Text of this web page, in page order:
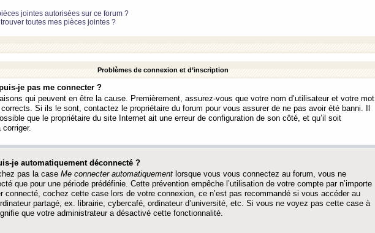
jointes autorisées sur ce forum ?
toutes mes pièces jointes ?
Problèmes de connexion et d’inscription
je pas me connecter ?
qui peuvent en être la cause. Premièrement, assurez-vous que votre nom d’utilisateur et votre mot
Si ils le sont, contactez le propriétaire du forum pour vous assurer de ne pas avoir été banni. Il
que le propriétaire du site Internet ait une erreur de configuration de son côté, et qu’il soit
je automatiquement déconnecté ?
pas la case Me connecter automatiquement lorsque vous vous connectez au forum, vous ne
que pour une période prédéfinie. Cette prévention empêche l’utilisation de votre compte par n’importe
connecté, cochez cette case lors de votre connexion, ce n’est pas recommandé si vous accéder au
partagé, ex. librairie, cybercafé, ordinateur d’université, etc. Si vous ne voyez pas cette case à
que votre administrateur a désactivé cette fonctionnalité.